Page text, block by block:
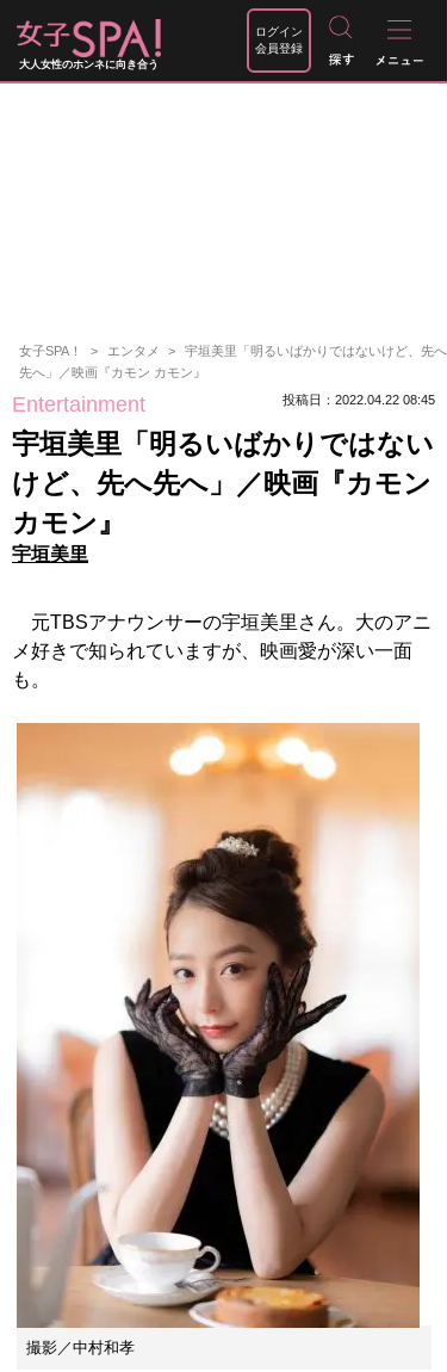
大人女性のホンネに向き合う
ログイン
会員登録
女子SPA！ エンタメ
宇垣美里「明るいばかりではないけど、先へ
先へ」／映画『カモン カモン』
Entertainment 投稿日：2022.04.22 08:45
宇垣美里「明るいばかりではない
けど、先へ先へ」／映画『カモン
カモン』
宇垣美里
元TBSアナウンサーの宇垣美里さん。大のアニ
メ好きで知られていますが、映画愛が深い一面
も。
撮影／中村和孝